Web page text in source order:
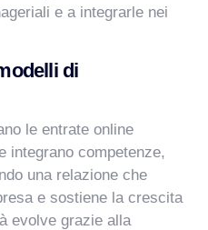
e a integrarle nei
di
le entrate online
integrano competenze,
una relazione che
e sostiene la crescita
evolve grazie alla